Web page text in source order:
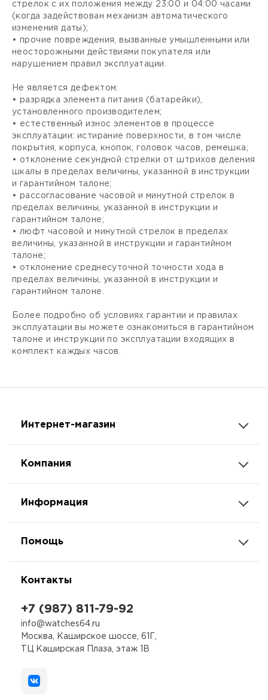
стрелок с их положения между 23:00 и 04:00 часами
(когда задействован механизм автоматического
изменения даты);
• прочие повреждения, вызванные умышленными или
неосторожными действиями покупателя или
нарушением правил эксплуатации.
Не является дефектом:
• разрядка элемента питания (батарейки),
установленного производителем;
• естественный износ элементов в процессе
эксплуатации: истирание поверхности, в том числе
покрытия, корпуса, кнопок, головок часов, ремешка;
• отклонение секундной стрелки от штрихов деления
шкалы в пределах величины, указанной в инструкции
и гарантийном талоне;
• рассогласование часовой и минутной стрелок в
пределах величины, указанной в инструкции и
гарантийном талоне;
• люфт часовой и минутной стрелок в пределах
величины, указанной в инструкции и гарантийном
талоне;
• отклонение среднесуточной точности хода в
пределах величины, указанной в инструкции и
гарантийном талоне.
Более подробно об условиях гарантии и правилах
эксплуатации вы можете ознакомиться в гарантийном
талоне и инструкции по эксплуатации входящих в
комплект каждых часов.
Интернет-магазин
Компания
Информация
Помощь
Контакты
+7 (987) 811-79-92
info@watches64.ru
Москва, Каширское шоссе, 61Г,
ТЦ Каширская Плаза, этаж 1В